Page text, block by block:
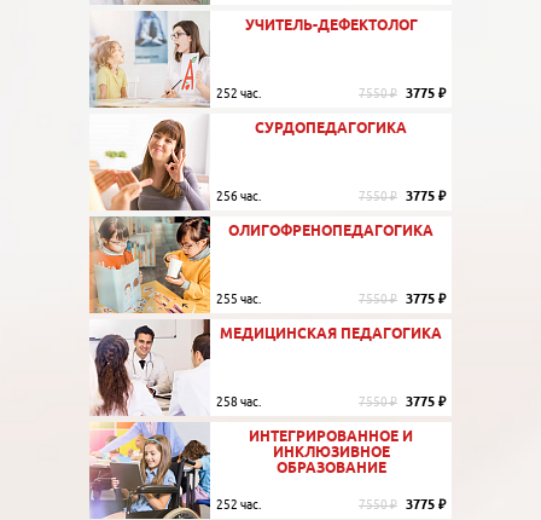
УЧИТЕЛЬ-ДЕФЕКТОЛОГ
252 час. 7550 ₽ 3775 ₽
СУРДОПЕДАГОГИКА
256 час. 7550 ₽ 3775 ₽
ОЛИГОФРЕНОПЕДАГОГИКА
255 час. 7550 ₽ 3775 ₽
МЕДИЦИНСКАЯ ПЕДАГОГИКА
258 час. 7550 ₽ 3775 ₽
ИНТЕГРИРОВАННОЕ И
ИНКЛЮЗИВНОЕ
ОБРАЗОВАНИЕ
252 час. 7550 ₽ 3775 ₽